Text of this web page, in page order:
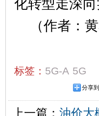
化转型走深向
（作者：
标签： 5G-A 5G
分享到
上一篇： 油价大